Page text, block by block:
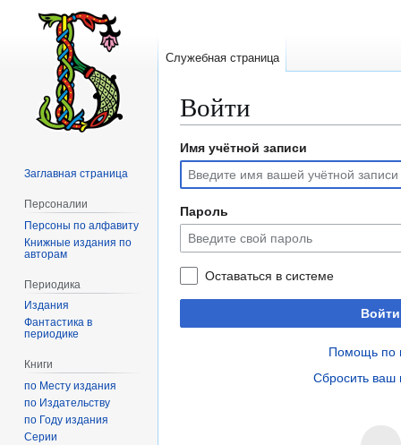
Войти
Перейти
навигации
Перейти
поиску
Имя учётной записи
Пароль
Оставаться в системе
Войти
Помощь по
Сбросить ваш
Служебная страница
Заглавная страница
Персоналии
Персоны по алфавиту
Книжные издания по
авторам
Периодика
Издания
Фантастика в
периодике
Книги
по Месту издания
по Издательству
по Году издания
Серии